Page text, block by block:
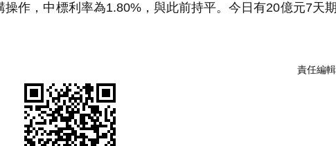
作，中標利率為1.80%，與此前持平。今日有20億元7天
責任編